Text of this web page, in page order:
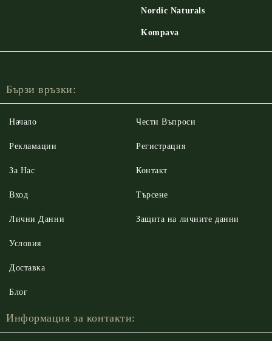
Nordic Naturals
Kompava
Бързи връзки:
Начало
Рекламации
За Нас
Вход
Чести Въпроси
Регистрация
Контакт
Търсене
Лични Данни
Условия
Доставка
Блог
Защита на личните данни
Информация за контакти: